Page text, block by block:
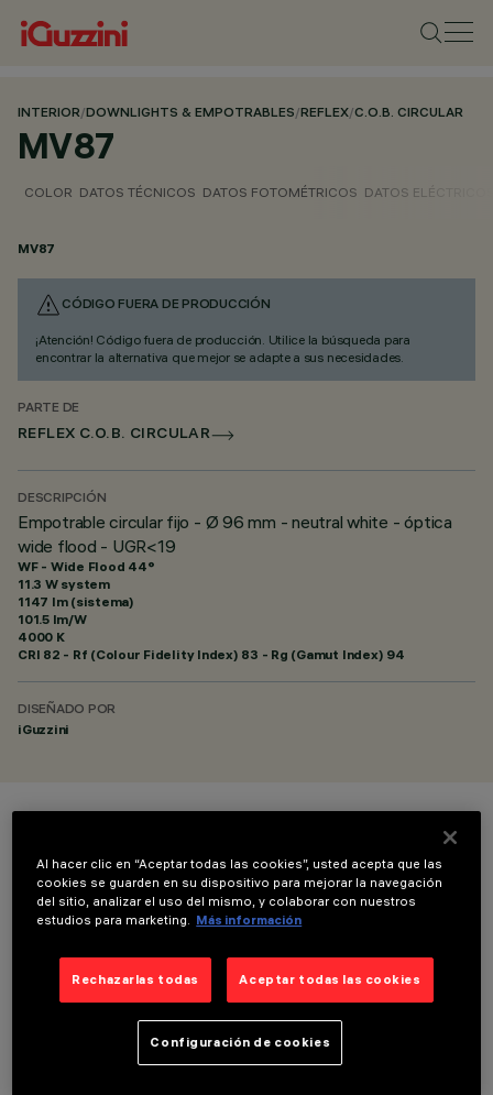
INTERIOR/DOWNLIGHTS & EMPOTRABLES/REFLEX/C.O.B. CIRCULAR
MV87
COLOR DATOS TÉCNICOS DATOS FOTOMÉTRICOS DATOS
MV87
CÓDIGO FUERA DE PRODUCCIÓN
¡Atención! Código fuera de producción. Utilice la búsqueda para
encontrar la alternativa que mejor se adapte a sus necesidades.
PARTE DE
REFLEX C.O.B. CIRCULAR
DESCRIPCIÓN
Empotrable circular fijo - Ø 96 mm - neutral white - óptica
wide flood - UGR<19
WF - Wide Flood 44°
11.3 W system
1147 lm (sistema)
101.5 lm/W
4000 K
CRI 82 - Rf (Colour Fidelity Index) 83 - Rg (Gamut Index) 94
DISEÑADO POR
iGuzzini
DATOS TÉCNICOS
Al hacer clic en “Aceptar todas las cookies”, usted acepta que las
cookies se guarden en su dispositivo para mejorar la navegación
del sitio, analizar el uso del mismo, y colaborar con nuestros
estudios para marketing. Más información
Rechazarlas todas Aceptar todas las cookies
Configuración de cookies